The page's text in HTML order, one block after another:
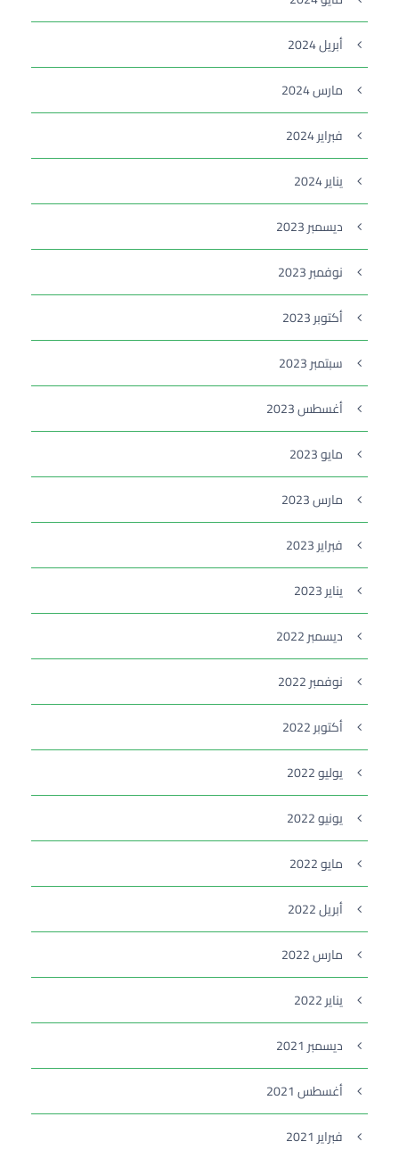
أبريل 2024
مارس 2024
فبراير 2024
يناير 2024
ديسمبر 2023
نوفمبر 2023
أكتوبر 2023
سبتمبر 2023
أغسطس 2023
مايو 2023
مارس 2023
فبراير 2023
يناير 2023
ديسمبر 2022
نوفمبر 2022
أكتوبر 2022
يوليو 2022
يونيو 2022
مايو 2022
أبريل 2022
مارس 2022
يناير 2022
ديسمبر 2021
أغسطس 2021
فبراير 2021